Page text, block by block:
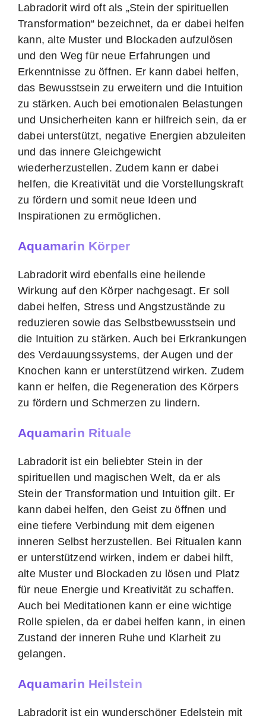
Labradorit wird oft als „Stein der spirituellen
Transformation“ bezeichnet, da er dabei helfen
kann, alte Muster und Blockaden aufzulösen
und den Weg für neue Erfahrungen und
Erkenntnisse zu öffnen. Er kann dabei helfen,
das Bewusstsein zu erweitern und die Intuition
zu stärken. Auch bei emotionalen Belastungen
und Unsicherheiten kann er hilfreich sein, da er
dabei unterstützt, negative Energien abzuleiten
und das innere Gleichgewicht
wiederherzustellen. Zudem kann er dabei
helfen, die Kreativität und die Vorstellungskraft
zu fördern und somit neue Ideen und
Inspirationen zu ermöglichen.
Aquamarin Körper
Labradorit wird ebenfalls eine heilende
Wirkung auf den Körper nachgesagt. Er soll
dabei helfen, Stress und Angstzustände zu
reduzieren sowie das Selbstbewusstsein und
die Intuition zu stärken. Auch bei Erkrankungen
des Verdauungssystems, der Augen und der
Knochen kann er unterstützend wirken. Zudem
kann er helfen, die Regeneration des Körpers
zu fördern und Schmerzen zu lindern.
Aquamarin Rituale
Labradorit ist ein beliebter Stein in der
spirituellen und magischen Welt, da er als
Stein der Transformation und Intuition gilt. Er
kann dabei helfen, den Geist zu öffnen und
eine tiefere Verbindung mit dem eigenen
inneren Selbst herzustellen. Bei Ritualen kann
er unterstützend wirken, indem er dabei hilft,
alte Muster und Blockaden zu lösen und Platz
für neue Energie und Kreativität zu schaffen.
Auch bei Meditationen kann er eine wichtige
Rolle spielen, da er dabei helfen kann, in einen
Zustand der inneren Ruhe und Klarheit zu
gelangen.
Aquamarin Heilstein
Labradorit ist ein wunderschöner Edelstein mit